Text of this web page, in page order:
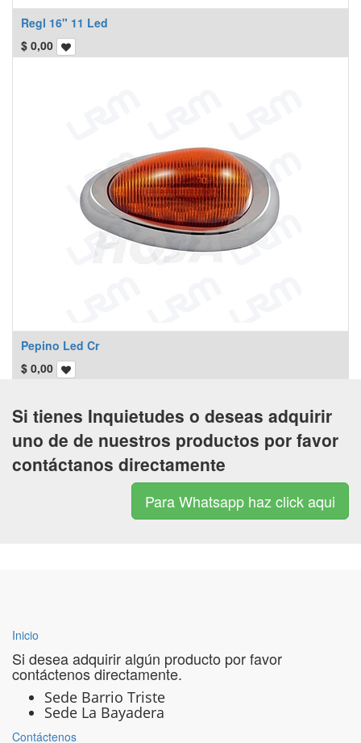
Regl 16" 11 Led
$ 0,00
Pepino Led Cr
$ 0,00
Si tienes Inquietudes o deseas adquirir
uno de de nuestros productos por favor
contáctanos directamente
Para Whatsapp haz click aqui
Inicio
Si desea adquirir algún producto por favor
contáctenos directamente.
Sede Barrio Triste
Sede La Bayadera
Contáctenos